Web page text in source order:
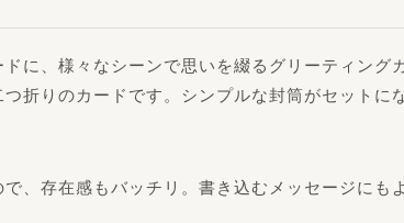
に、様々なシーンで思いを綴るグリーティング
折りのカードです。シンプルな封筒がセットに
、存在感もバッチリ。書き込むメッセージにも